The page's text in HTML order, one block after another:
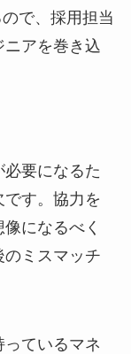
で、採用担当
アを巻き込
要になるた
す。協力を
になるべく
ミスマッチ
ているマネ